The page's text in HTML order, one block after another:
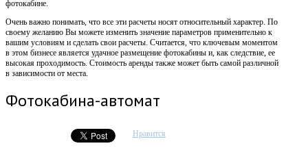
фотокабине.
Очень важно понимать, что все эти расчеты носят относительный характер. По
своему желанию Вы можете изменить значение параметров применительно к
вашим условиям и сделать свои расчеты. Считается, что ключевым моментом
в этом бизнесе является удачное размещение фотокабины и, как следствие, ее
высокая проходимость. Стоимость аренды также может быть самой различной
в зависимости от места.
Фотокабина-автомат
Нравится